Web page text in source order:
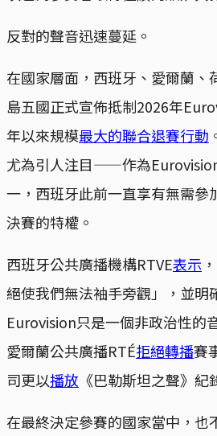
反對的聲音迅速蔓延。
在國家層面，西班牙、愛爾蘭、
島五國正式宣佈抵制2026年
年以來規模最大的聯合退賽行動
尤為引人注目——作為
一，西班牙此前一直享有無需參
決賽的特權。
西班牙公共廣播機構RTVE表示
絕使我們無法袖手旁觀」，並明
Eurovision只是一個非政治性的
愛爾蘭公共廣播RTÉ拒絕轉播賽
司更以播放 《巴勒斯坦之聲》紀
在最終決定參賽的國家當中，也